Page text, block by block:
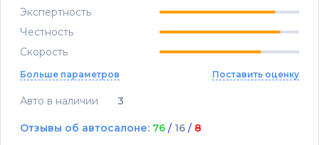
Экспертность
Честность
Скорость
Больше параметров Поставить оценку
Авто в наличии 3
Отзывы об автосалоне: 76 / 16 / 8